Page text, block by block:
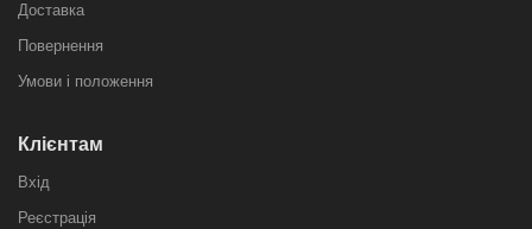
Доставка
Повернення
Умови і положення
Клієнтам
Вхід
Реєстрація